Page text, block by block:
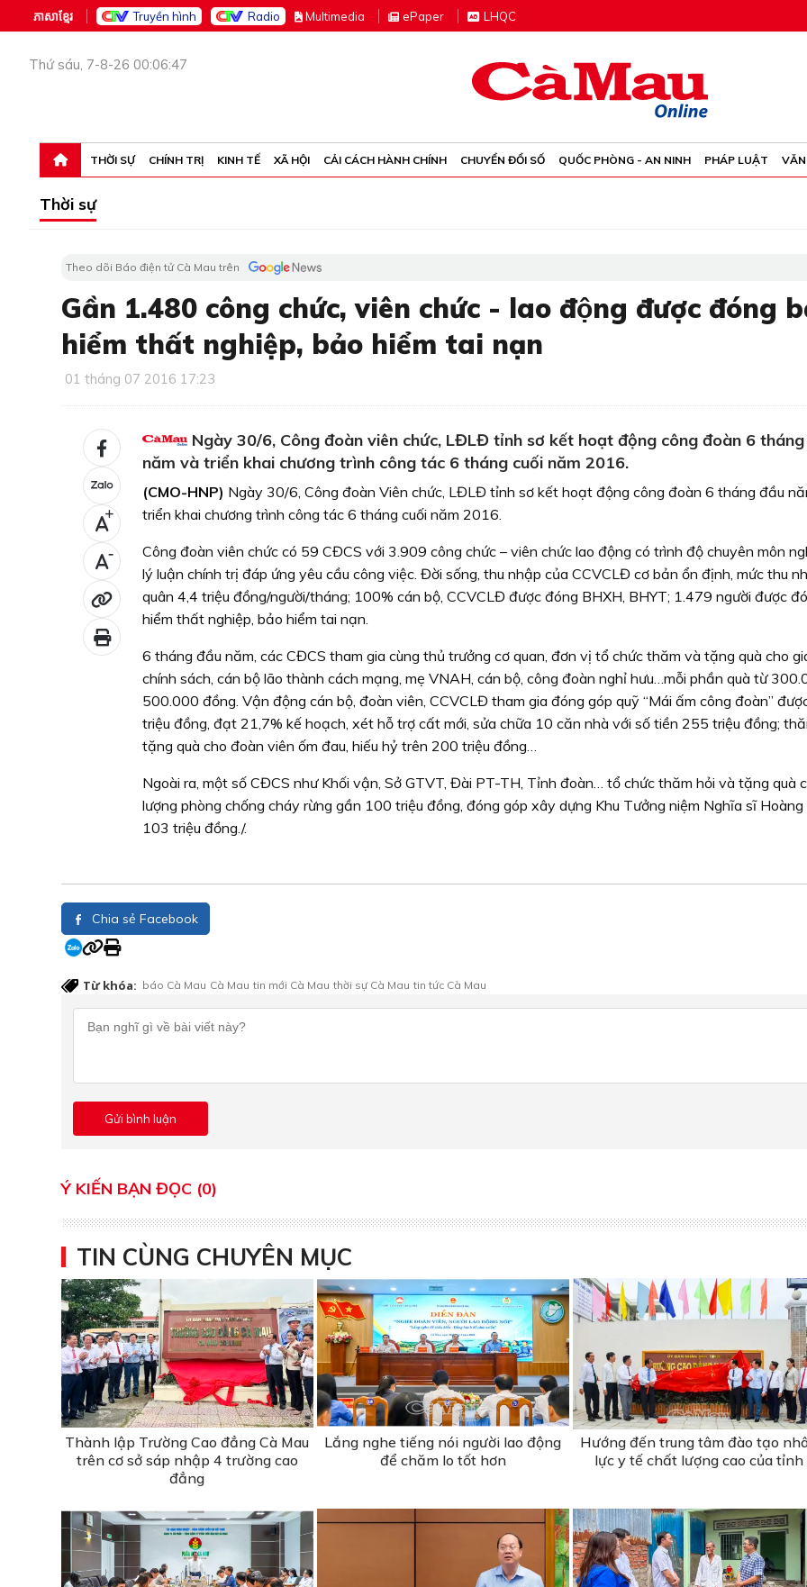
ភាសាខ្មែរ Truyền hình Radio Multimedia ePaper LHQC
Thứ sáu, 7-8-26 00:06:47
THỜI SỰ CHÍNH TRỊ KINH TẾ XÃ HỘI CẢI CÁCH HÀNH CHÍNH CHUYỂN ĐỔI SỐ QUỐC PHÒNG - AN NINH PHÁP LUẬT
Thời sự
Theo dõi Báo điện tử Cà Mau trên
Gần 1.480 công chức, viên chức - lao động được đóng
hiểm thất nghiệp, bảo hiểm tai nạn
01 tháng 07 2016 17:23
+
-
Ngày 30/6, Công đoàn viên chức, LĐLĐ tỉnh sơ kết hoạt động công đoàn 6
năm và triển khai chương trình công tác 6 tháng cuối năm 2016.
(CMO-HNP) Ngày 30/6, Công đoàn Viên chức, LĐLĐ tỉnh sơ kết hoạt động công đoàn 6 tháng đầu
triển khai chương trình công tác 6 tháng cuối năm 2016.
Công đoàn viên chức có 59 CĐCS với 3.909 công chức – viên chức lao động có trình độ chuyên môn
lý luận chính trị đáp ứng yêu cầu công việc. Đời sống, thu nhập của CCVCLĐ cơ bản ổn định, mức thu
quân 4,4 triệu đồng/người/tháng; 100% cán bộ, CCVCLĐ được đóng BHXH, BHYT; 1.479 người được
hiểm thất nghiệp, bảo hiểm tai nạn.
6 tháng đầu năm, các CĐCS tham gia cùng thủ trưởng cơ quan, đơn vị tổ chức thăm và tặng quà cho
chính sách, cán bộ lão thành cách mạng, mẹ VNAH, cán bộ, công đoàn nghỉ hưu…mỗi phần quà từ
500.000 đồng. Vận động cán bộ, đoàn viên, CCVCLĐ tham gia đóng góp quỹ “Mái ấm công đoàn”
triệu đồng, đạt 21,7% kế hoạch, xét hỗ trợ cất mới, sửa chữa 10 căn nhà với số tiền 255 triệu đồng;
tặng quà cho đoàn viên ốm đau, hiếu hỷ trên 200 triệu đồng…
Ngoài ra, một số CĐCS như Khối vận, Sở GTVT, Đài PT-TH, Tỉnh đoàn… tổ chức thăm hỏi và tặng quà
lượng phòng chống cháy rừng gần 100 triệu đồng, đóng góp xây dựng Khu Tưởng niệm Nghĩa sĩ Hoàng
103 triệu đồng./.
Chia sẻ Facebook
Từ khóa: báo Cà Mau Cà Mau tin mới Cà Mau thời sự Cà Mau tin tức Cà Mau
Ý KIẾN BẠN ĐỌC (0)
TIN CÙNG CHUYÊN MỤC
Thành lập Trường Cao đẳng Cà Mau
trên cơ sở sáp nhập 4 trường cao
đẳng
Lắng nghe tiếng nói người lao động
để chăm lo tốt hơn
Hướng đến trung tâm đào tạo
lực y tế chất lượng cao của tỉnh